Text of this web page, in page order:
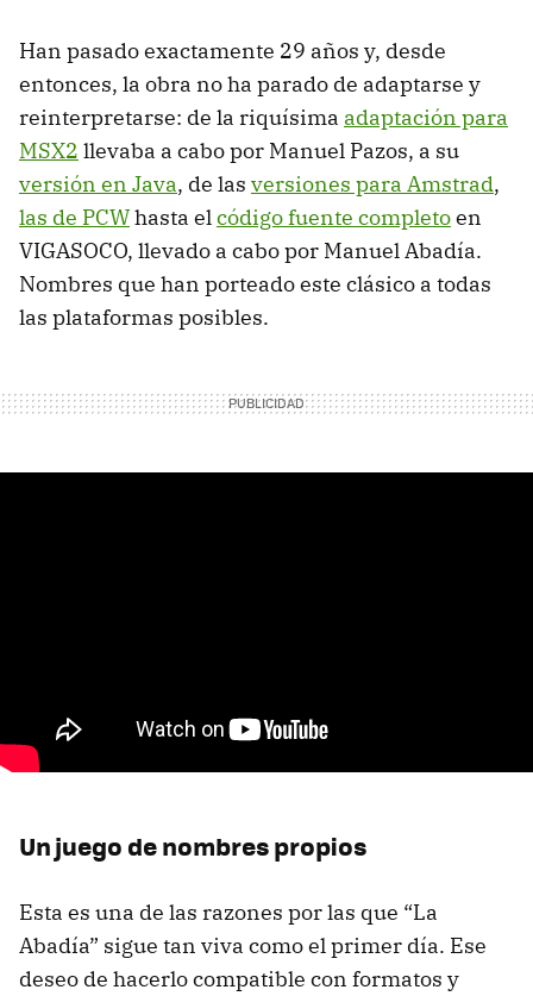
Han pasado exactamente 29 años y, desde
entonces, la obra no ha parado de adaptarse y
reinterpretarse: de la riquísima adaptación para
MSX2 llevaba a cabo por Manuel Pazos, a su
versión en Java, de las versiones para Amstrad,
las de PCWhasta elcódigo fuente completoen
VIGASOCO, llevado a cabo por Manuel Abadía.
Nombres que han porteado este clásico a todas
las plataformas posibles.
Un juego de nombres propios
Esta es una de las razones por las que “La
Abadía” sigue tan viva como el primer día. Ese
deseo de hacerlo compatible con formatos y